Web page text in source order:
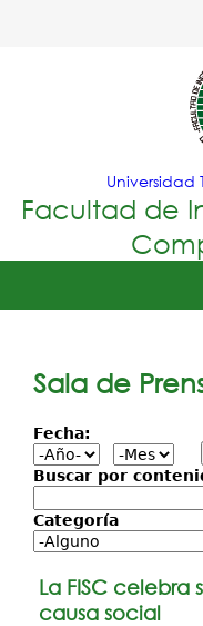
Facultad de
MenuSala de
Fecha:
Buscar por
Categoría
La FISC celebra
causa social